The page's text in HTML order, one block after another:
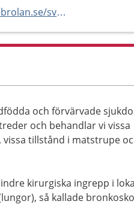
https://www.regionorebrolan.se/sv/vard-och-halsa/lindesbergs-lasarett/mottagningar-och-vardavdelningar-pa-Lindesbergs-lasarett/oron-nas-hals-mottagning-lindesberg/
och förvärvade
och behandlar vi vissa
tillstånd i matstrupe
kirurgiska ingrepp i
så kallade